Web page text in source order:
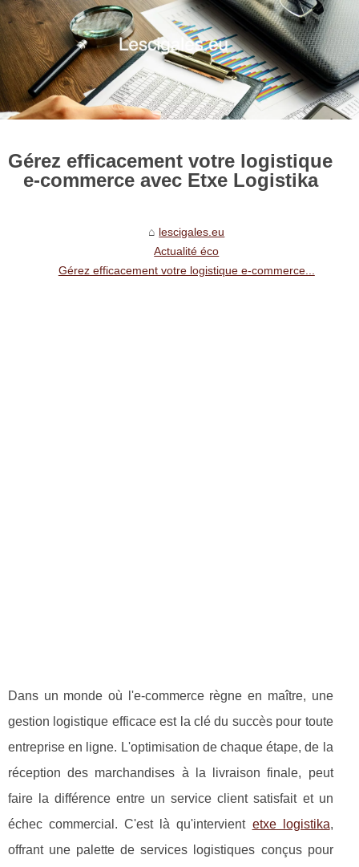
Gérez efficacement votre logistique
e-commerce avec Etxe Logistika
lescigales.eu
Actualité éco
Gérez efficacement votre logistique e-commerce...
Dans un monde où l'e-commerce règne en maître, une
gestion logistique efficace est la clé du succès pour toute
entreprise en ligne. L'optimisation de chaque étape, de la
réception des marchandises à la livraison finale, peut
faire la différence entre un service client satisfait et un
échec commercial. C'est là qu'intervient etxe logistika,
offrant une palette de services logistiques conçus pour